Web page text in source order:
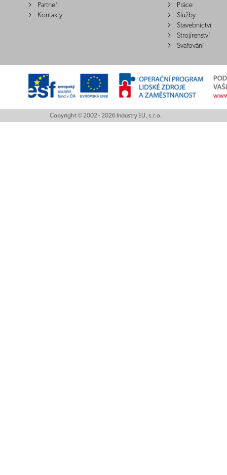
Partneři
Kontakty
Práce
Služby
Stavebnictví
Strojírenství
Svařování
Copyright © 2002 - 2026 Industry EU, s.r.o.